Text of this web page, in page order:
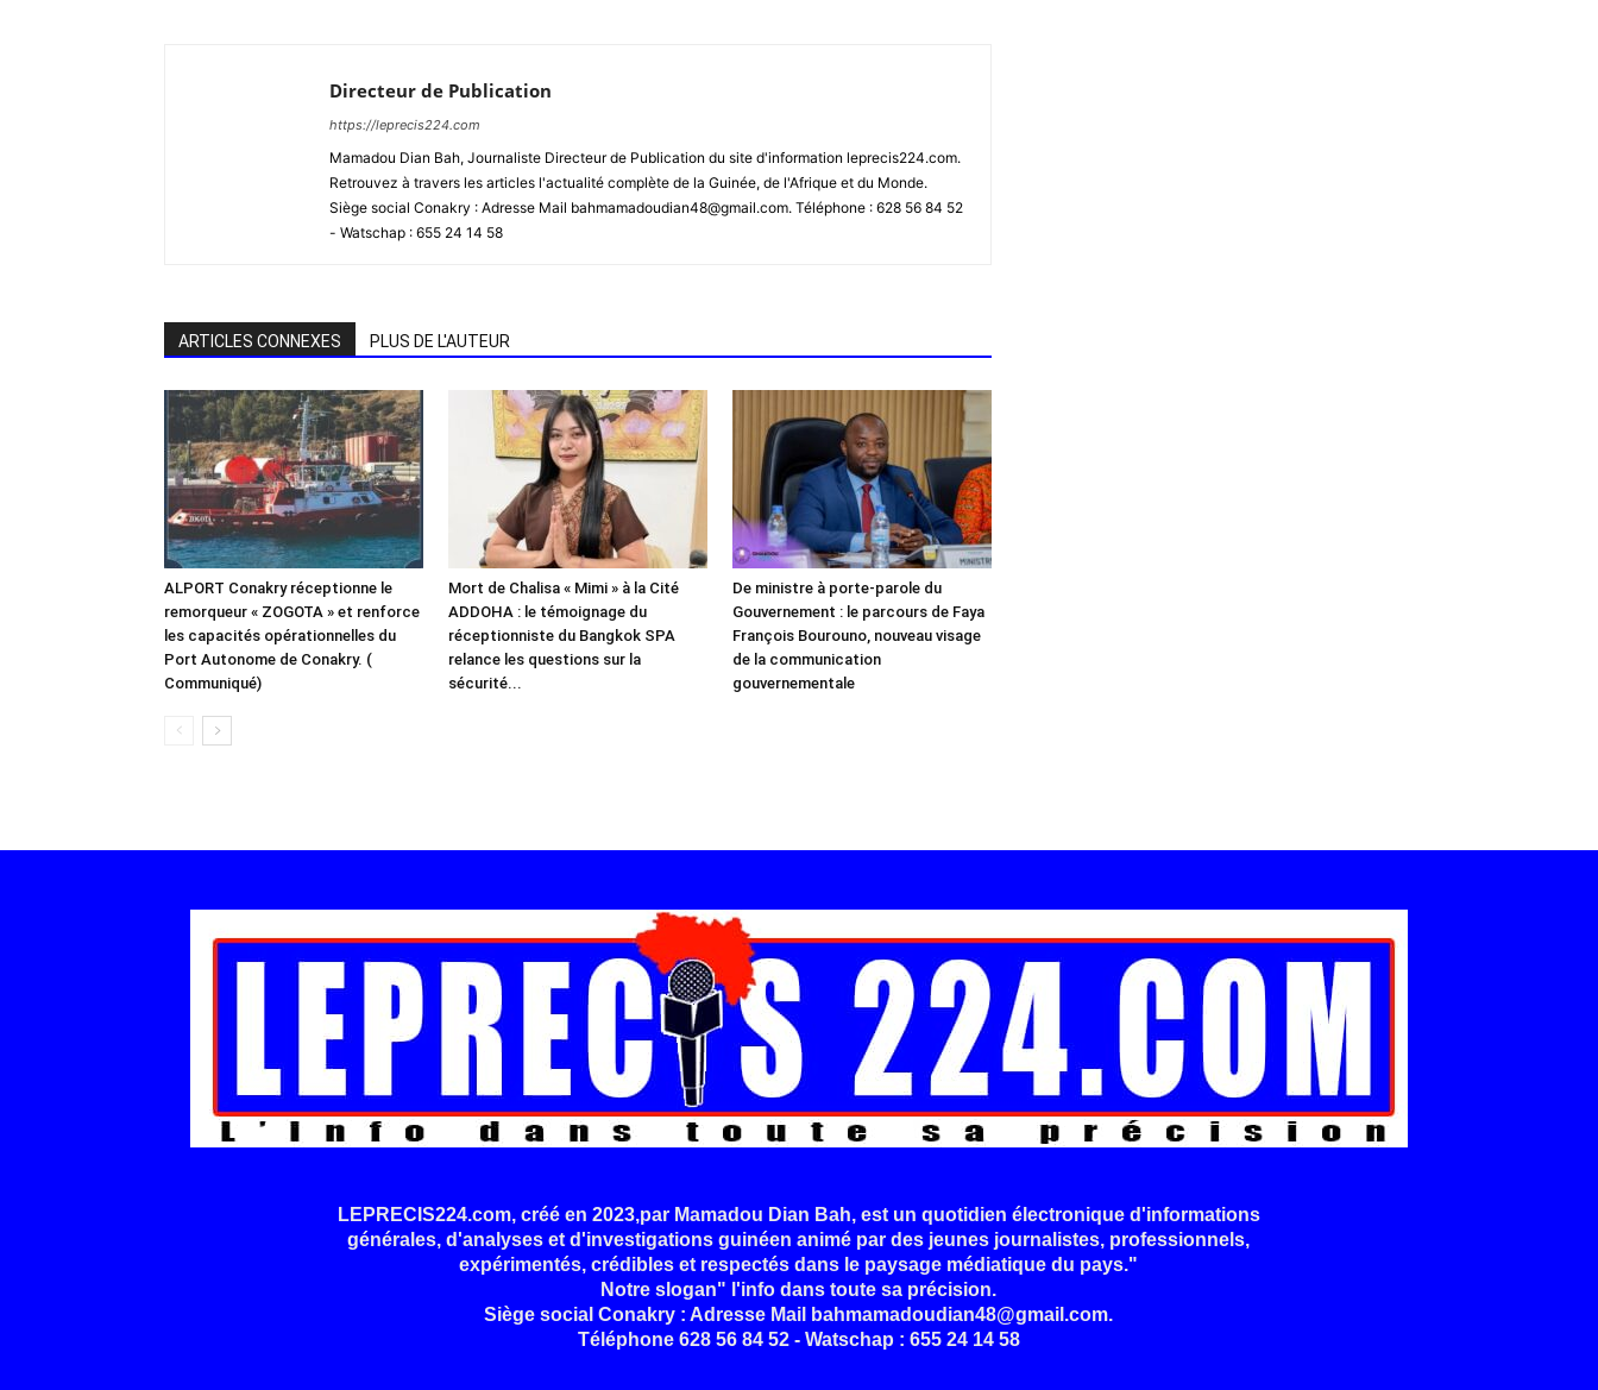
Directeur de Publication
https://leprecis224.com
Mamadou Dian Bah, Journaliste Directeur de Publication du site d'information leprecis224.com.
Retrouvez à travers les articles l'actualité complète de la Guinée, de l'Afrique et du Monde.
Siège social Conakry : Adresse Mail bahmamadoudian48@gmail.com. Téléphone : 628 56 84 52
- Watschap : 655 24 14 58
ARTICLES CONNEXES PLUS DE L'AUTEUR
ALPORT Conakry réceptionne le
remorqueur « ZOGOTA » et renforce
les capacités opérationnelles du
Port Autonome de Conakry. (
Communiqué)
Mort de Chalisa « Mimi » à la Cité
ADDOHA : le témoignage du
réceptionniste du Bangkok SPA
relance les questions sur la
sécurité...
De ministre à porte-parole du
Gouvernement : le parcours de Faya
François Bourouno, nouveau visage
de la communication
gouvernementale
LEPRECIS224.com, créé en 2023,par Mamadou Dian Bah, est un quotidien électronique d'informations
générales, d'analyses et d'investigations guinéen animé par des jeunes journalistes, professionnels,
expérimentés, crédibles et respectés dans le paysage médiatique du pays."
Notre slogan" l'info dans toute sa précision.
Siège social Conakry : Adresse Mail bahmamadoudian48@gmail.com.
Téléphone 628 56 84 52 - Watschap : 655 24 14 58